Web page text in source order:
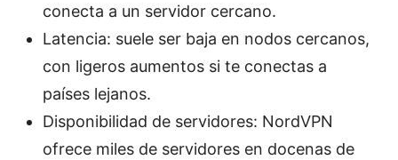
conecta a un servidor cercano.
Latencia: suele ser baja en nodos cercanos,
con ligeros aumentos si te conectas a
países lejanos.
Disponibilidad de servidores: NordVPN
ofrece miles de servidores en docenas de